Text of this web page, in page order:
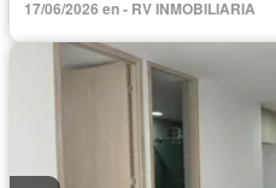
17/06/2026 en - RV INMOBILIARIA